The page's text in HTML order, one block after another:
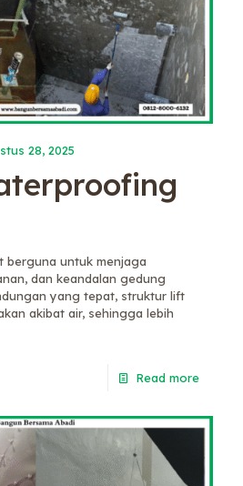
28, 2025
untuk menjaga
dan keandalan gedung
yang tepat, struktur lift
akibat air, sehingga lebih
Read more